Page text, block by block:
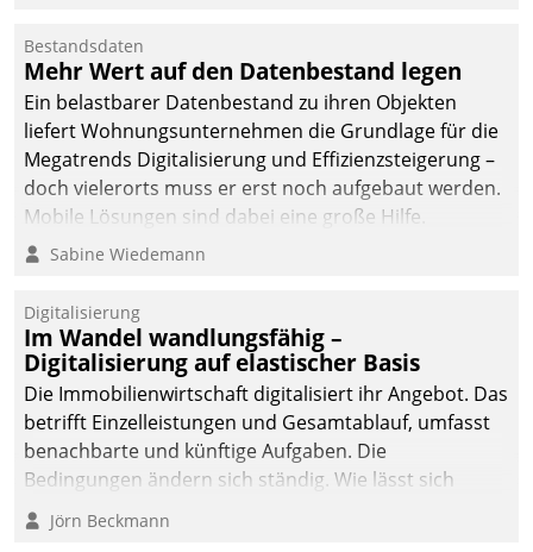
und Beschwerde-Management einen eigenen Kanal
ein.
Bestandsdaten
Mehr Wert auf den Datenbestand legen
Ein belastbarer Datenbestand zu ihren Objekten
liefert Wohnungsunternehmen die Grundlage für die
Megatrends Digitalisierung und Effizienzsteigerung –
doch vielerorts muss er erst noch aufgebaut werden.
Mobile Lösungen sind dabei eine große Hilfe.
Sabine Wiedemann
Digitalisierung
Im Wandel wandlungsfähig –
Digitalisierung auf elastischer Basis
Die Immobilienwirtschaft digitalisiert ihr Angebot. Das
betrifft Einzelleistungen und Gesamtablauf, umfasst
benachbarte und künftige Aufgaben. Die
Bedingungen ändern sich ständig. Wie lässt sich
technisch die Kontrolle wahren und zugleich Freiraum
fürs Wachsen öffnen?
Jörn Beckmann